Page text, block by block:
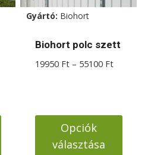
Gyártó: Biohort
Biohort polc szett
19950 Ft – 55100 Ft
Opciók
választása